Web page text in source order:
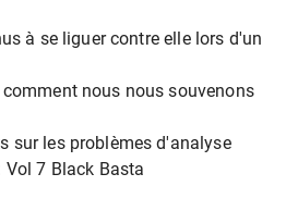
à se liguer contre elle lors d'un
nous nous souvenons
sur les problèmes d'analyse
Vol 7 Black Basta